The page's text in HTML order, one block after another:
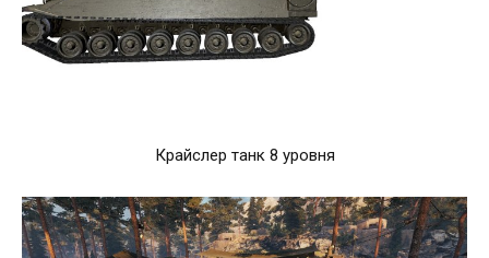
Крайслер танк 8 уровня